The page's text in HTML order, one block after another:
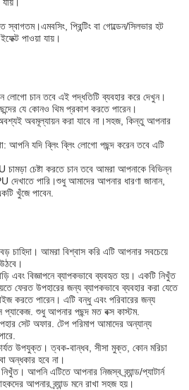
স্বাগতম।এমবসিং, প্রিন্টিং বা গোল্ডেন/সিলভার হট
পাওয়া যায়।
লোগো চান তবে এই পদ্ধতিটি ব্যবহার করে দেখুন।
যে কোনও থিম প্রকাশ করতে পারেন।
অবমূল্যায়ন করা যাবে না।সহজ, কিন্তু আপনার
আপনি যদি ব্লিং ব্লিং লোগো পছন্দ করেন তবে এটি
চেষ্টা করতে চান তবে আমরা আপনাকে বিভিন্ন
দেখাতে পারি।শুধু আমাদের আপনার ধারণা জানান,
খুঁজে পাবেন.
চাহিদা। আমরা বিশ্বাস করি এটি আপনার সবচেয়ে
এবং বিজ্ঞাপনে ব্যাপকভাবে ব্যবহৃত হয়। একটি নিখুঁত
ফেরত উপহারের জন্য ব্যাপকভাবে ব্যবহার করা যেতে
করতে পারেন। এটি বন্ধু এবং পরিবারের জন্য
শুধু আপনার পছন্দ মত বক্স কাস্টম.
সেট অফার. টেপ পরিমাপ আমাদের অন্যান্য
উপযুক্ত। ত্বক-বান্ধব, সীসা মুক্ত, কোন মরিচা
অন্ধকার হবে না।
আপনি এটিতে আপনার নিজস্ব ব্র্যান্ড/প্যাটার্ন
আপনার ব্র্যান্ড মনে রাখা সহজ হয়।